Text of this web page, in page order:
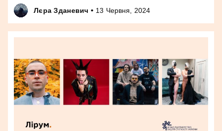
Лєра Зданевич • 13 Червня, 2024